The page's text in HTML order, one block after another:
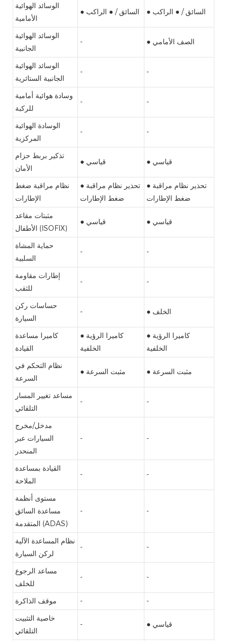
الوسائد الهوائية
الأمامية
● السائق / ● الراكب ● السائق / ● الراكب
الوسائد الهوائية
الجانبية
- ● الصف الأمامي
الوسائد الهوائية
الجانبية الستائرية
- -
وسادة هوائية أمامية
للركبة
- -
الوسادة الهوائية
المركزية
- -
تذكير بربط حزام
الأمان
● قياسي ● قياسي
نظام مراقبة ضغط
الإطارات
● تحذير نظام مراقبة
ضغط الإطارات
● تحذير نظام مراقبة
ضغط الإطارات
مثبتات مقاعد
الأطفال (ISOFIX)
● قياسي ● قياسي
حماية المشاة
السلبية
- -
إطارات مقاومة
للثقب
- -
حساسات ركن
السيارة
- ● الخلف
كاميرا مساعدة
القيادة
● كاميرا الرؤية
الخلفية
● كاميرا الرؤية
الخلفية
نظام التحكم في
السرعة
● مثبت السرعة ● مثبت السرعة
مساعد تغيير المسار
التلقائي
- -
مدخل/مخرج
السيارات عبر
المنحدر
- -
القيادة بمساعدة
الملاحة
- -
مستوى أنظمة
مساعدة السائق
المتقدمة (ADAS)
- -
نظام المساعدة الآلية
لركن السيارة
- -
مساعد الرجوع
للخلف
- -
موقف الذاكرة -
-
خاصية التثبيت
التلقائي
- ● قياسي